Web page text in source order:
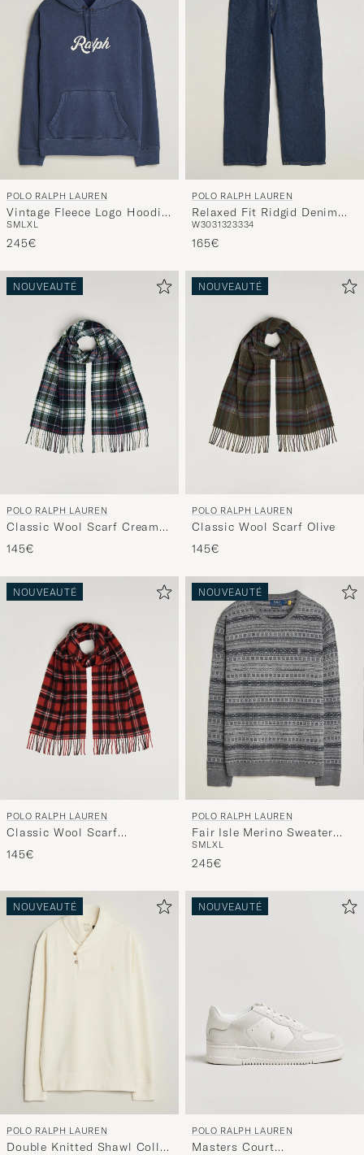
POLO RALPH LAUREN
Vintage Fleece Logo Hoodie
Dark Cobalt
SMLXL
245€
POLO RALPH LAUREN
Relaxed Fit Ridgid Denim
Jeans Beekman
W3031323334
165€
NOUVEAUTÉ
POLO RALPH LAUREN
Classic Wool Scarf Cream
Multi
145€
NOUVEAUTÉ
POLO RALPH LAUREN
Classic Wool Scarf Olive
145€
NOUVEAUTÉ
POLO RALPH LAUREN
Classic Wool Scarf
Red/Black
145€
NOUVEAUTÉ
POLO RALPH LAUREN
Fair Isle Merino Sweater
Grey Combo
SMLXL
245€
NOUVEAUTÉ
POLO RALPH LAUREN
Double Knitted Shawl Collar
NOUVEAUTÉ
POLO RALPH LAUREN
Masters Court